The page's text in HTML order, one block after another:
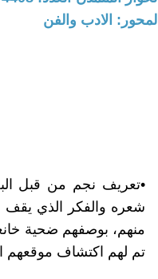
المحور: الادب والفن
•تعريف نجم من قبل
شعره والفكر الذي يقف
منهم، بوصفهم ضحية
تم لهم اكتشاف موقعهم